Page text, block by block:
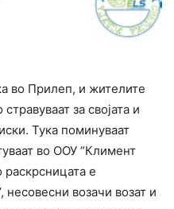
во Прилеп, и жителите
за својата и
Тука поминуваат
во ООУ “Климент
раскрсницата е
возачи возат и